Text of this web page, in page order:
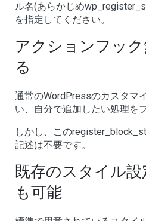
ル名(あらかじめ
を指定してください。
アクションフッ
る
通常のWordPressのカスタマ
い、自分で追加したい処理を
しかし、この
記述は不要です。
既存のスタイル設
も可能